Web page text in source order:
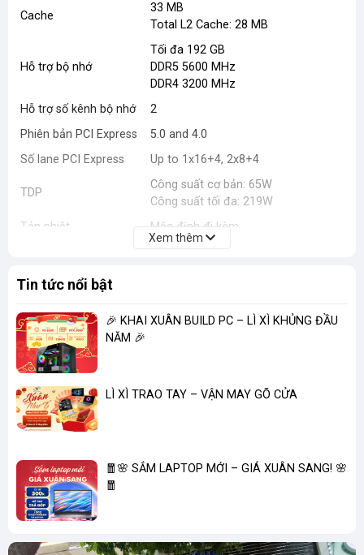
Cache
33 MB
Total L2 Cache: 28 MB
Hỗ trợ bộ nhớ
Tối đa 192 GB
DDR5 5600 MHz
DDR4 3200 MHz
Hỗ trợ số kênh bộ nhớ
2
Phiên bản PCI Express
5.0 and 4.0
Số lane PCI Express
Up to 1x16+4, 2x8+4
TDP
Công suất cơ bản: 65W
Công suất tối đa: 219W
Tản nhiệt
Mặc định đi kèm
Xem thêm
Tin tức nổi bật
🎉 KHAI XUÂN BUILD PC – LÌ XÌ KHỦNG ĐẦU
NĂM 🎉
LÌ XÌ TRAO TAY – VẬN MAY GÕ CỬA
🧧🌸 SẮM LAPTOP MỚI – GIÁ XUÂN SANG! 🌸
🧧